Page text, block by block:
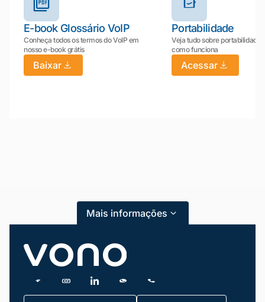
E-book Glossário VoIP
Conheça todos os termos do VoIP em
nosso e-book grátis
Baixar
Portabilidade
Veja tudo sobre portabilidade:
como funciona
Acessar
Mais informações